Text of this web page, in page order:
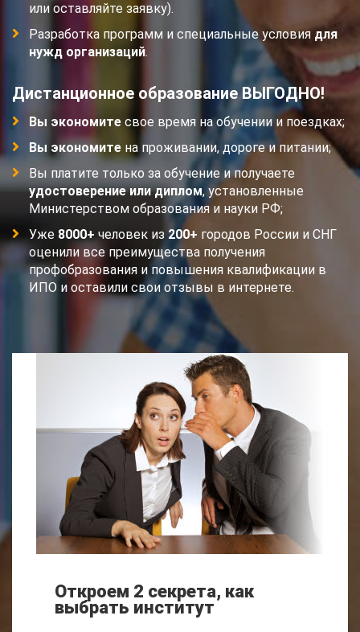
или оставляйте заявку).
Разработка программ и специальные условия для
нужд организаций.
Дистанционное образование ВЫГОДНО!
Вы экономите свое время на обучении и поездках;
Вы экономите на проживании, дороге и питании;
Вы платите только за обучение и получаете
удостоверение или диплом, установленные
Министерством образования и науки РФ;
Уже 8000+ человек из200+ городов России и СНГ
оценили все преимущества получения
профобразования и повышения квалификации в
ИПО и оставили свои отзывы в интернете.
Откроем 2 секрета, как
выбрать институт